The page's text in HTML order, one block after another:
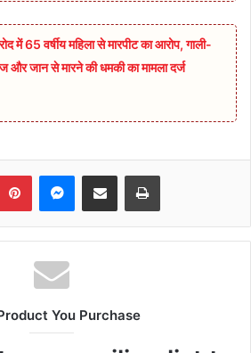
में 65 वर्षीय महिला से मारपीट का आरोप, गाली-
और जान से मारने की धमकी का मामला दर्ज
PinterestMessenger
Share via Email Print
You Purchase